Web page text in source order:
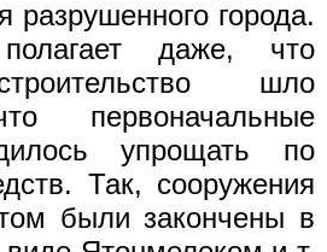
разрушенного города.
даже, что
шло
первоначальные
упрощать по
Так, сооружения
были закончены в